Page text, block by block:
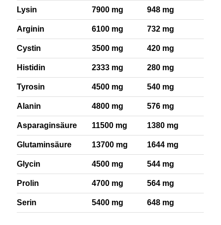
Lysin 7900 mg 948 mg
Arginin 6100 mg 732 mg
Cystin 3500 mg 420 mg
Histidin 2333 mg 280 mg
Tyrosin 4500 mg 540 mg
Alanin 4800 mg 576 mg
Asparaginsäure 11500 mg 1380 mg
Glutaminsäure 13700 mg 1644 mg
Glycin 4500 mg 544 mg
Prolin 4700 mg 564 mg
Serin 5400 mg 648 mg